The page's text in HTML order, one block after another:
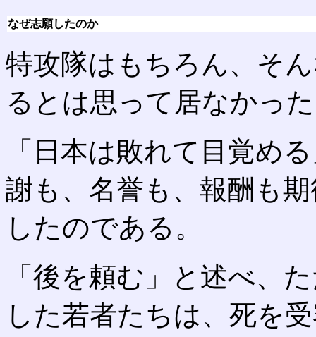
なぜ志願したのか
特攻隊はもちろん、そ
るとは思って居なかっ
「日本は敗れて目覚め
謝も、名誉も、報酬も
したのである。
「後を頼む」と述べ、
した若者たちは、死を